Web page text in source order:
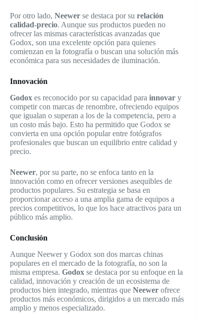
Por otro lado, Neewer se destaca por su relación
calidad-precio. Aunque sus productos pueden no
ofrecer las mismas características avanzadas que
Godox, son una excelente opción para quienes
comienzan en la fotografía o buscan una solución más
económica para sus necesidades de iluminación.
Innovación
Godox es reconocido por su capacidad para innovar y
competir con marcas de renombre, ofreciendo equipos
que igualan o superan a los de la competencia, pero a
un costo más bajo. Esto ha permitido que Godox se
convierta en una opción popular entre fotógrafos
profesionales que buscan un equilibrio entre calidad y
precio.
Neewer, por su parte, no se enfoca tanto en la
innovación como en ofrecer versiones asequibles de
productos populares. Su estrategia se basa en
proporcionar acceso a una amplia gama de equipos a
precios competitivos, lo que los hace atractivos para un
público más amplio.
Conclusión
Aunque Neewer y Godox son dos marcas chinas
populares en el mercado de la fotografía, no son la
misma empresa. Godox se destaca por su enfoque en la
calidad, innovación y creación de un ecosistema de
productos bien integrado, mientras que Neewer ofrece
productos más económicos, dirigidos a un mercado más
amplio y menos especializado.